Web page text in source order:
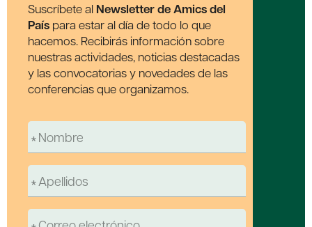
Suscríbete al Newsletter de Amics del
País para estar al día de todo lo que
hacemos. Recibirás información sobre
nuestras actividades, noticias destacadas
y las convocatorias y novedades de las
conferencias que organizamos.